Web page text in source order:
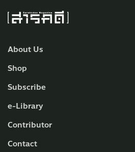
About Us
Shop
Subscribe
e-Library
Contributor
Contact